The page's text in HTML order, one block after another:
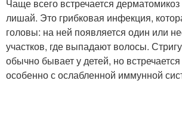
Чаще всего встречается
лишай. Это грибковая инфекция,
головы: на ней появляется один или
участков, где выпадают волосы.
обычно бывает у детей, но
особенно с ослабленной иммунной